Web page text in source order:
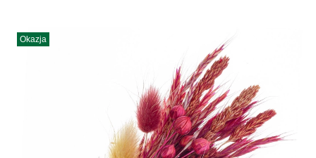
Okazja